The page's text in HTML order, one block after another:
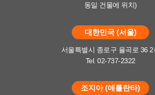
동일 건물에 위치)
대한민국 (서울)
서울특별시 종로구 율곡로 36 2
Tel. 02-737-2322
조지아 (애틀란타)